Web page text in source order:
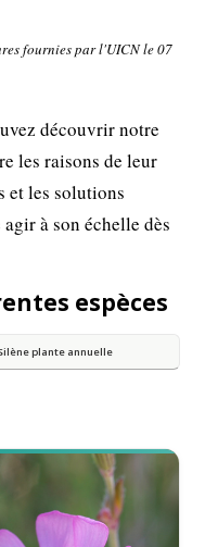
fournies par l'UICN le 07
découvrir notre
les raisons de leur
et les solutions
à son échelle dès
espèces
plante annuelle